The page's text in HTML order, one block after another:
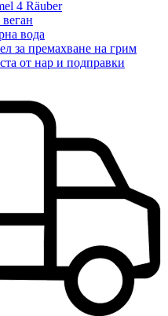
4 Räuber
вода
за премахване на грим
от нар и подправки